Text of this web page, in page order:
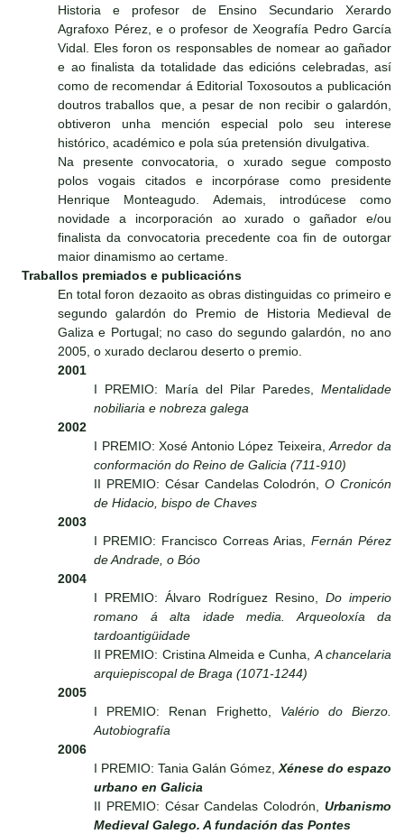
Historia e profesor de Ensino Secundario Xerardo
Agrafoxo Pérez, e o profesor de Xeografía Pedro García
Vidal. Eles foron os responsables de nomear ao gañador
e ao finalista da totalidade das edicións celebradas, así
como de recomendar á Editorial Toxosoutos a publicación
doutros traballos que, a pesar de non recibir o galardón,
obtiveron unha mención especial polo seu interese
histórico, académico e pola súa pretensión divulgativa.
Na presente convocatoria, o xurado segue composto
polos vogais citados e incorpórase como presidente
Henrique Monteagudo. Ademais, introdúcese como
novidade a incorporación ao xurado o gañador e/ou
finalista da convocatoria precedente coa fin de outorgar
maior dinamismo ao certame.
Traballos premiados e publicacións
En total foron dezaoito as obras distinguidas co primeiro e
segundo galardón do Premio de Historia Medieval de
Galiza e Portugal; no caso do segundo galardón, no ano
2005, o xurado declarou deserto o premio.
2001
I PREMIO: María del Pilar Paredes, Mentalidade
nobiliaria e nobreza galega
2002
I PREMIO: Xosé Antonio López Teixeira,Arredor da
conformación do Reino de Galicia (711-910)
II PREMIO: César Candelas Colodrón,O Cronicón
de Hidacio, bispo de Chaves
2003
I PREMIO: Francisco Correas Arias, Fernán Pérez
de Andrade, o Bóo
2004
I PREMIO: Álvaro Rodríguez Resino, Do imperio
romano á alta idade media. Arqueoloxía da
tardoantigüidade
II PREMIO: Cristina Almeida e Cunha,A chancelaria
arquiepiscopal de Braga (1071-1244)
2005
I PREMIO: Renan Frighetto, Valério do Bierzo.
Autobiografía
2006
I PREMIO: Tania Galán Gómez,Xénese do espazo
urbano en Galicia
II PREMIO: César Candelas Colodrón, Urbanismo
Medieval Galego. A fundación das Pontes